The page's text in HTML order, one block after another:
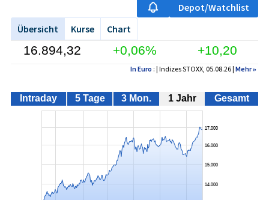
Depot/Watchlist
Übersicht
Kurse Chart
16.894,32 +0,06% +10,20
In Euro : | Indizes STOXX, 05.08.26 | Mehr»
Intraday 5 Tage 3 Mon. 1 Jahr Gesamt